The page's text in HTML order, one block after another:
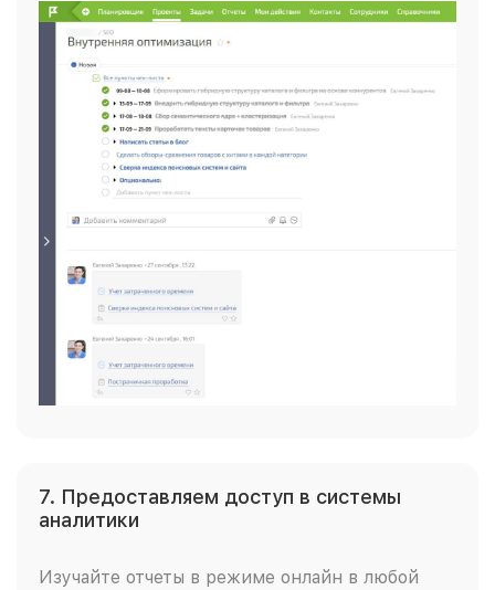
7. Предоставляем доступ в системы
аналитики
Изучайте отчеты в режиме онлайн в любой